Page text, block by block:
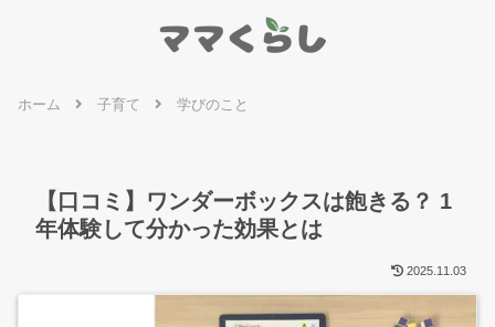
ホーム 子育て 学びのこと
【口コミ】ワンダーボックスは飽きる？ 1
年体験して分かった効果とは
2025.11.03